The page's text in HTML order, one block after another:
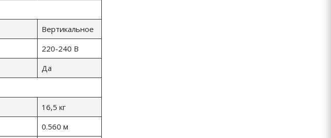
Вертикальное
220-240 В
Да
16,5 кг
0.560 м